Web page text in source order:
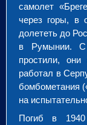
самолет
через горы, в
долететь до
в Румынии. С
простили,
работал в
бомбометания
на
Погиб в